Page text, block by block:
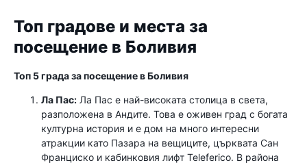
Топ градове и места за
посещение в Боливия
Топ 5 града за посещение в Боливия
Ла Пас: Ла Пас е най-високата столица в света,
разположена в Андите. Това е оживен град с богата
културна история и е дом на много интересни
атракции като Пазара на вещиците, църквата Сан
Франциско и кабинковия лифт Teleferico. В района